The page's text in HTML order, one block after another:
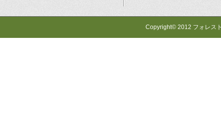
Copyright© 2012 フォレス